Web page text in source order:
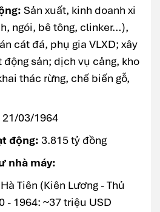
Sản xuất, kinh doanh xi
ngói, bê tông, clinker…),
cát đá, phụ gia VLXD; xây
sản; dịch vụ cảng, kho
thác rừng, chế biến gỗ,
21/03/1964
động: 3.815 tỷ đồng
nhà máy:
Tiên (Kiên Lương - Thủ
- 1964: ~37 triệu USD